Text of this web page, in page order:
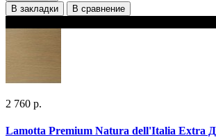
В закладки
В сравнение
2 760 р.
Lamotta Premium Natura dell'Italia Extra